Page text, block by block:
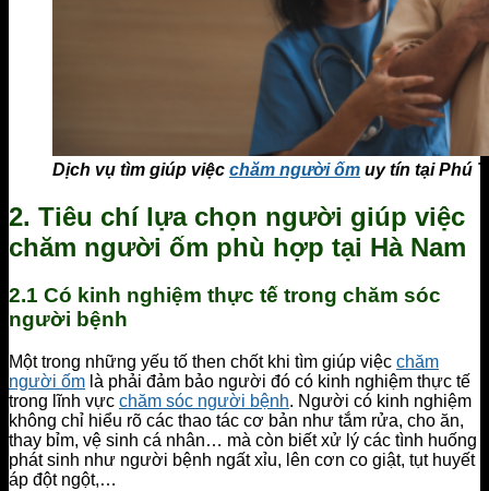
Dịch vụ tìm giúp việc chăm người ốm uy tín tại Phú
2. Tiêu chí lựa chọn người giúp việc
chăm người ốm phù hợp tại Hà Nam
2.1 Có kinh nghiệm thực tế trong chăm sóc
người bệnh
Một trong những yếu tố then chốt khi tìm giúp việc chăm
người ốm là phải đảm bảo người đó có kinh nghiệm thực tế
trong lĩnh vực chăm sóc người bệnh. Người có kinh nghiệm
không chỉ hiểu rõ các thao tác cơ bản như tắm rửa, cho ăn,
thay bỉm, vệ sinh cá nhân… mà còn biết xử lý các tình huống
phát sinh như người bệnh ngất xỉu, lên cơn co giật, tụt huyết
áp đột ngột,…